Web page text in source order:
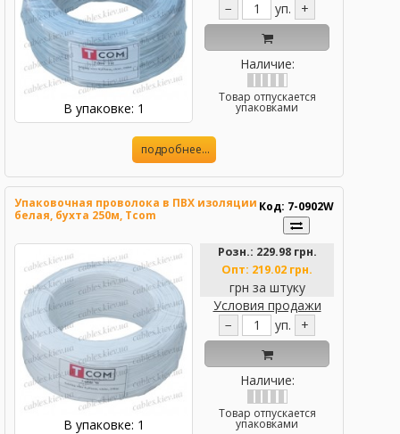
В упаковке: 1
−
уп. +
Наличие:
Товар отпускается
упаковками
подробнее...
Упаковочная проволока в ПВХ изоляции
белая, бухта 250м, Tcom
Код: 7-0902W
В упаковке: 1
Розн.: 229.98 грн.
Опт: 219.02 грн.
грн за штуку
Условия продажи
−
уп. +
Наличие:
Товар отпускается
упаковками